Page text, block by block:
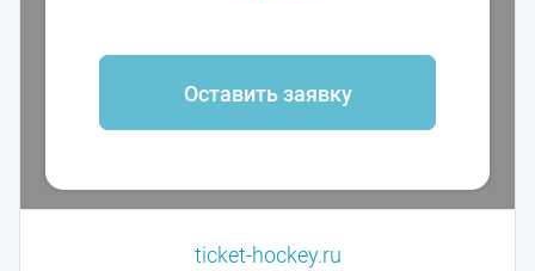
Оставить заявку
ticket-hockey.ru